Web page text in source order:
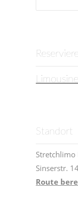
Standort
Stretchlimo
Sinserstr.
Route